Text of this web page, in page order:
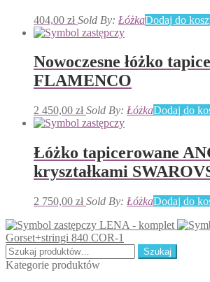
404,00 zł Sold By: ŁóżkaDodaj do
Nowoczesne łóżko
FLAMENCO
2 450,00 zł Sold By: ŁóżkaDodaj do
Łóżko tapicerowane
kryształkami
2 750,00 zł Sold By: ŁóżkaDodaj do
LENA - komplet
Gorset+stringi 840 COR-1
Szukaj:
Szukaj
Kategorie produktów